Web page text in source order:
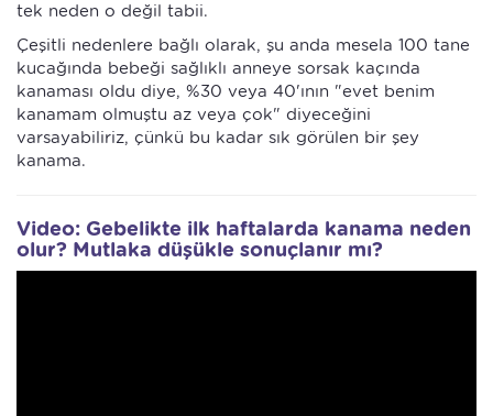
tek neden o değil tabii.
Çeşitli nedenlere bağlı olarak, şu anda mesela 100 tane
kucağında bebeği sağlıklı anneye sorsak kaçında
kanaması oldu diye, %30 veya 40'ının "evet benim
kanamam olmuştu az veya çok" diyeceğini
varsayabiliriz, çünkü bu kadar sık görülen bir şey
kanama.
Video: Gebelikte ilk haftalarda kanama neden
olur? Mutlaka düşükle sonuçlanır mı?